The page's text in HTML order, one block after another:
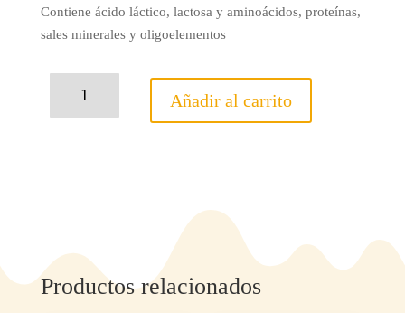
Contiene ácido láctico, lactosa y aminoácidos, proteínas,
sales minerales y oligoelementos
cantidad
Añadir al carrito
Productos relacionados